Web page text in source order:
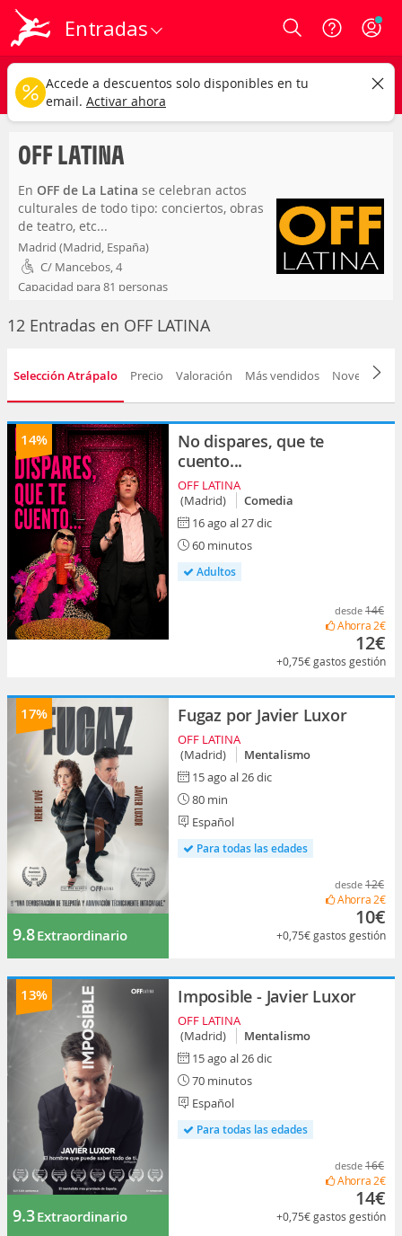
Entradas Login
off latina
Cualquier tipo Cualquier fecha
CAMBIAR
OFF LATINA
En OFF de La Latina se celebran actos
culturales de todo tipo: conciertos, obras
de teatro, etc...
Madrid (Madrid, España)
C/ Mancebos, 4
Capacidad para 81 personas
12 Entradas en OFF LATINA
Selección Atrápalo Precio Valoración Más vendidos Novedad
14%
No dispares, que te
cuento...
OFF LATINA
(Madrid)
Comedia
16 ago al 27 dic
60 minutos
Adultos
desde 14€
Ahorra 2€
12€
+0,75€gastos gestión
17%
9.8Extraordinario
Fugaz por Javier Luxor
OFF LATINA
(Madrid)
Mentalismo
15 ago al 26 dic
80 min
Español
Para todas las edades
desde 12€
Ahorra 2€
10€
+0,75€gastos gestión
13%
9.3Extraordinario
Imposible - Javier Luxor
OFF LATINA
(Madrid)
Mentalismo
15 ago al 26 dic
70 minutos
Español
Para todas las edades
desde 16€
Ahorra 2€
14€
+0,75€gastos gestión
Accede a descuentos solo disponibles en tu
email. Activar ahora